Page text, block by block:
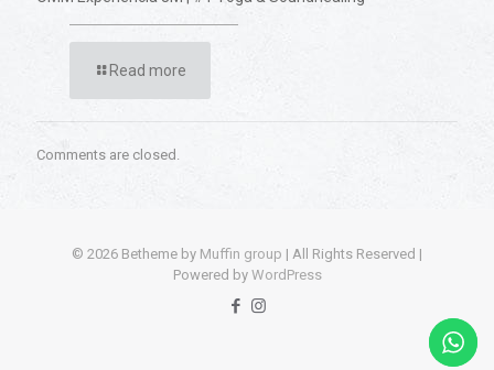
Read more
Comments are closed.
© 2026 Betheme by Muffin group | All Rights Reserved |
Powered by WordPress